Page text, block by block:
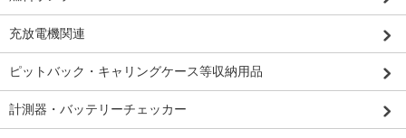
充放電機関連
ピットバック・キャリングケース等収納用品
計測器・バッテリーチェッカー